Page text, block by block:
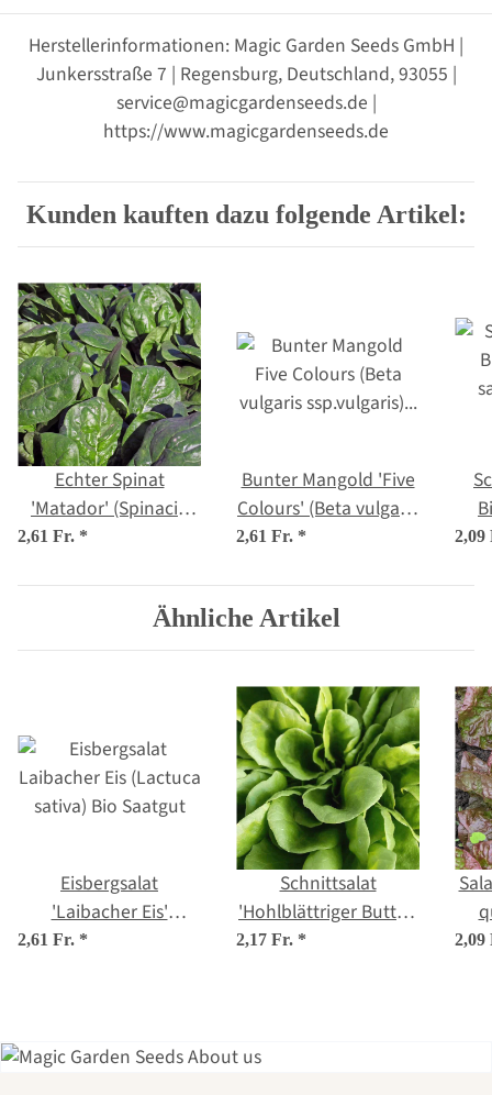
Herstellerinformationen: Magic Garden Seeds GmbH |
Junkersstraße 7 | Regensburg, Deutschland, 93055 |
service@magicgardenseeds.de |
https://www.magicgardenseeds.de
Kunden kauften dazu folgende Artikel:
Echter Spinat
'Matador' (Spinacia
oleracea) Bio Saatgut
2,61 Fr. *
Bunter Mangold 'Five
Colours' (Beta vulgaris
ssp.vulgaris) Bio
2,61 Fr. *
Ähnliche Artikel
Eisbergsalat
'Laibacher Eis'
(Lactuca sativa) Bio
2,61 Fr. *
Schnittsalat
'Hohlblättriger Butter'
(Lactuca sativa)
2,17 Fr. *